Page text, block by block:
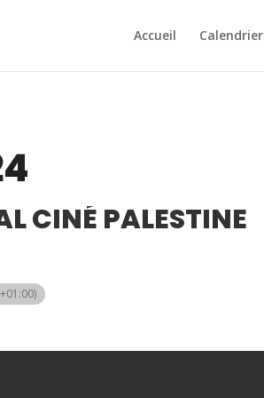
Accueil Calendrier
CINÉ PALESTINE